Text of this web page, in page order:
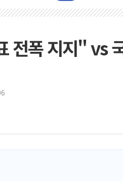
[속보] 민주,
[속보] 민주,
이번주 국
서울 중랑
李대통령 "
전폭 지지" vs